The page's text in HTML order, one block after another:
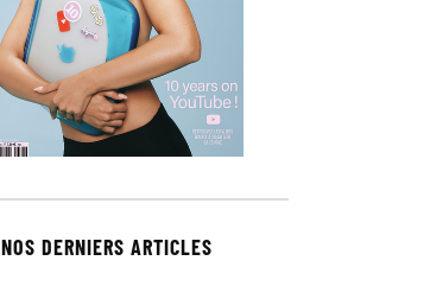
NOS DERNIERS ARTICLES